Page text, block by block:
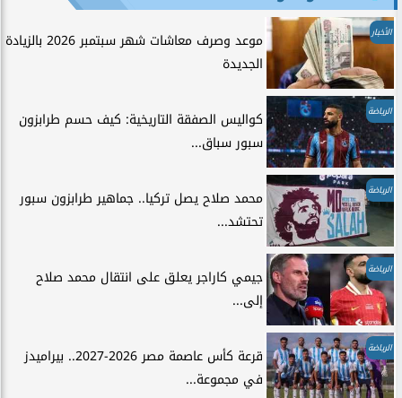
الأخبار
موعد وصرف معاشات شهر سبتمبر 2026 بالزيادة
الجديدة
الرياضة
كواليس الصفقة التاريخية: كيف حسم طرابزون
سبور سباق...
الرياضة
محمد صلاح يصل تركيا.. جماهير طرابزون سبور
تحتشد...
الرياضة
جيمي كاراجر يعلق على انتقال محمد صلاح
إلى...
الرياضة
قرعة كأس عاصمة مصر 2026-2027.. بيراميدز
في مجموعة...